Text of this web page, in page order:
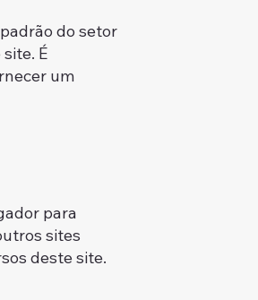
do setor
É
um
para
sites
deste site.